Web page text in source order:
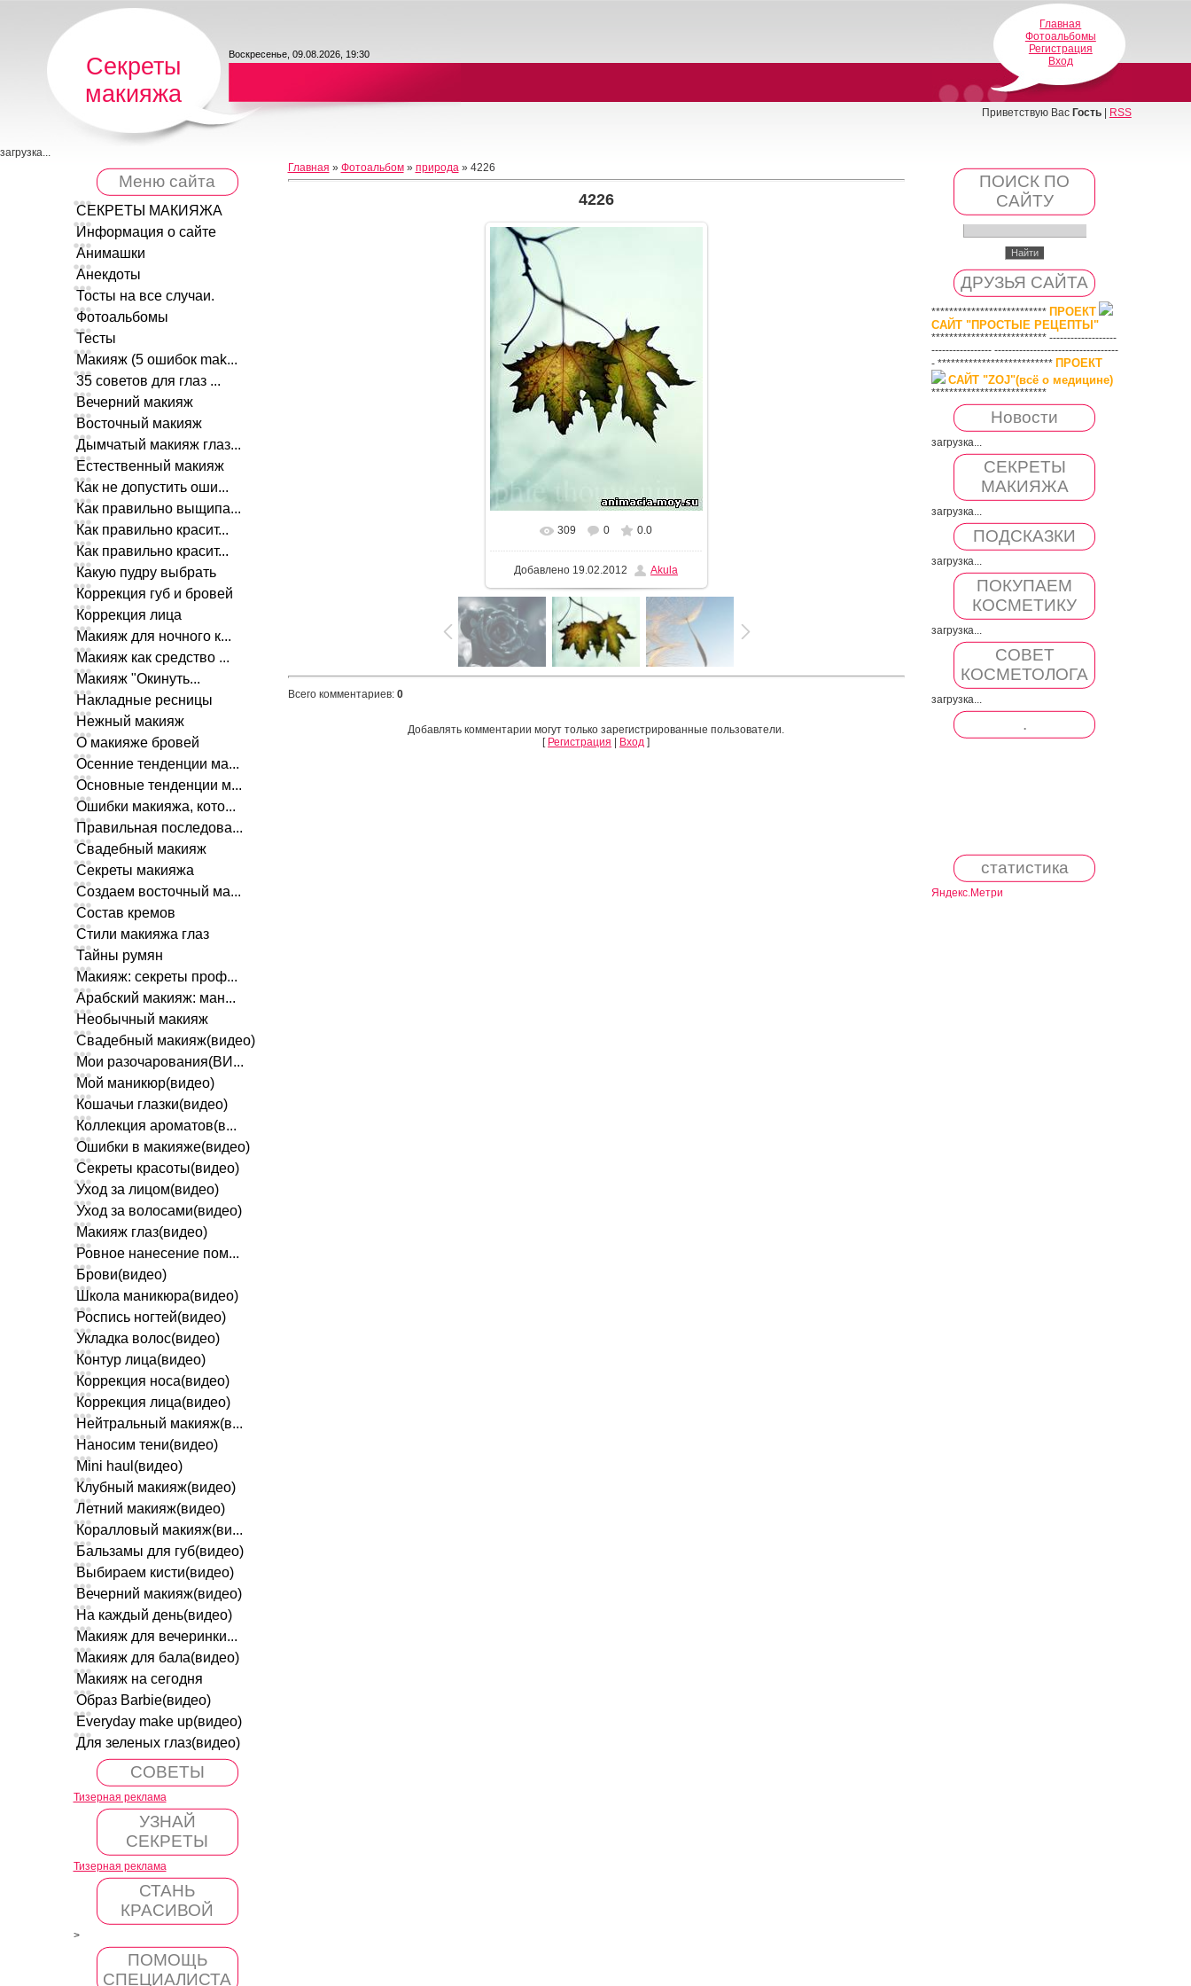
Секреты
макияжа
Воскресенье, 09.08.2026, 19:30
Главная
Фотоальбомы
Регистрация
Вход
Приветствую Вас Гость| RSS
загрузка...
Меню сайта
СЕКРЕТЫ МАКИЯЖА
Информация о сайте
Анимашки
Анекдоты
Тосты на все случаи.
Фотоальбомы
Тесты
Макияж (5 ошибок mak...
35 советов для глаз ...
Вечерний макияж
Восточный макияж
Дымчатый макияж глаз...
Естественный макияж
Как не допустить оши...
Как правильно выщипа...
Как правильно красит...
Как правильно красит...
Какую пудру выбрать
Коррекция губ и бровей
Коррекция лица
Макияж для ночного к...
Макияж как средство ...
Макияж "Окинуть...
Накладные ресницы
Нежный макияж
О макияже бровей
Осенние тенденции ма...
Основные тенденции м...
Ошибки макияжа, кото...
Правильная последова...
Свадебный макияж
Секреты макияжа
Создаем восточный ма...
Состав кремов
Стили макияжа глаз
Тайны румян
Макияж: секреты проф...
Арабский макияж: ман...
Необычный макияж
Свадебный макияж(видео)
Мои разочарования(ВИ...
Мой маникюр(видео)
Кошачьи глазки(видео)
Коллекция ароматов(в...
Ошибки в макияже(видео)
Секреты красоты(видео)
Уход за лицом(видео)
Уход за волосами(видео)
Макияж глаз(видео)
Ровное нанесение пом...
Брови(видео)
Школа маникюра(видео)
Роспись ногтей(видео)
Укладка волос(видео)
Контур лица(видео)
Коррекция носа(видео)
Коррекция лица(видео)
Нейтральный макияж(в...
Наносим тени(видео)
Mini haul(видео)
Клубный макияж(видео)
Летний макияж(видео)
Коралловый макияж(ви...
Бальзамы для губ(видео)
Выбираем кисти(видео)
Вечерний макияж(видео)
На каждый день(видео)
Макияж для вечеринки...
Макияж для бала(видео)
Макияж на сегодня
Образ Barbie(видео)
Everyday make up(видео)
Для зеленых глаз(видео)
СОВЕТЫ
Тизерная реклама
УЗНАЙ
СЕКРЕТЫ
Тизерная реклама
СТАНЬ
КРАСИВОЙ
>
ПОМОЩЬ
СПЕЦИАЛИСТА
Главная » Фотоальбом» природа» 4226
4226
309 0 0.0
Добавлено 19.02.2012 Akula
Всего комментариев: 0
Добавлять комментарии могут только зарегистрированные пользователи.
[ Регистрация Вход ]
ПОИСК ПО
САЙТУ
ДРУЗЬЯ САЙТА
************************** ПРОЕКТ
САЙТ "ПРОСТЫЕ РЕЦЕПТЫ"
************************** -------------------
----------------- -----------------------------------
- ************************** ПРОЕКТ
САЙТ "ZOJ"(всё о медицине)
**************************
Новости
загрузка...
СЕКРЕТЫ
МАКИЯЖА
загрузка...
ПОДСКАЗКИ
загрузка...
ПОКУПАЕМ
КОСМЕТИКУ
загрузка...
СОВЕТ
КОСМЕТОЛОГА
загрузка...
.
статистика